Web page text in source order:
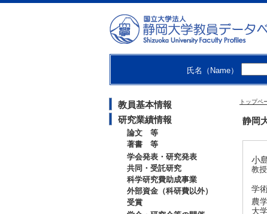
氏名（Name）
教員基本情報
研究業績情報
論文 等
著書 等
学会発表・研究発表
共同・受託研究
科学研究費助成事業
外部資金（科研費以外）
受賞
トップペ
静岡
小
教授
学
農
大